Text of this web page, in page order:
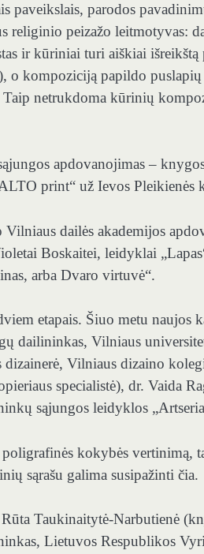
paveikslais, parodos
religinio peizažo leitmotyvas:
ir kūriniai turi aiškiai išreikštą
o kompoziciją papildo
netrukdoma kūrinių
apdovanojimas –
print“ už Ievos Pleikienės
Vilniaus dailės akademijos
Boskaitei, leidyklai
arba Dvaro virtuvė“.
etapais. Šiuo metu naujos
dailininkas, Vilniaus
Vilniaus dizaino
specialistė), dr. Vaida
sąjungos leidyklos
kokybės vertinimą,
sąrašu galima susipažinti čia.
Taukinaitytė-Narbutienė
Lietuvos Respublikos